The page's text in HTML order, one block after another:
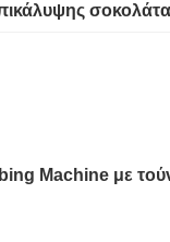
Machine με